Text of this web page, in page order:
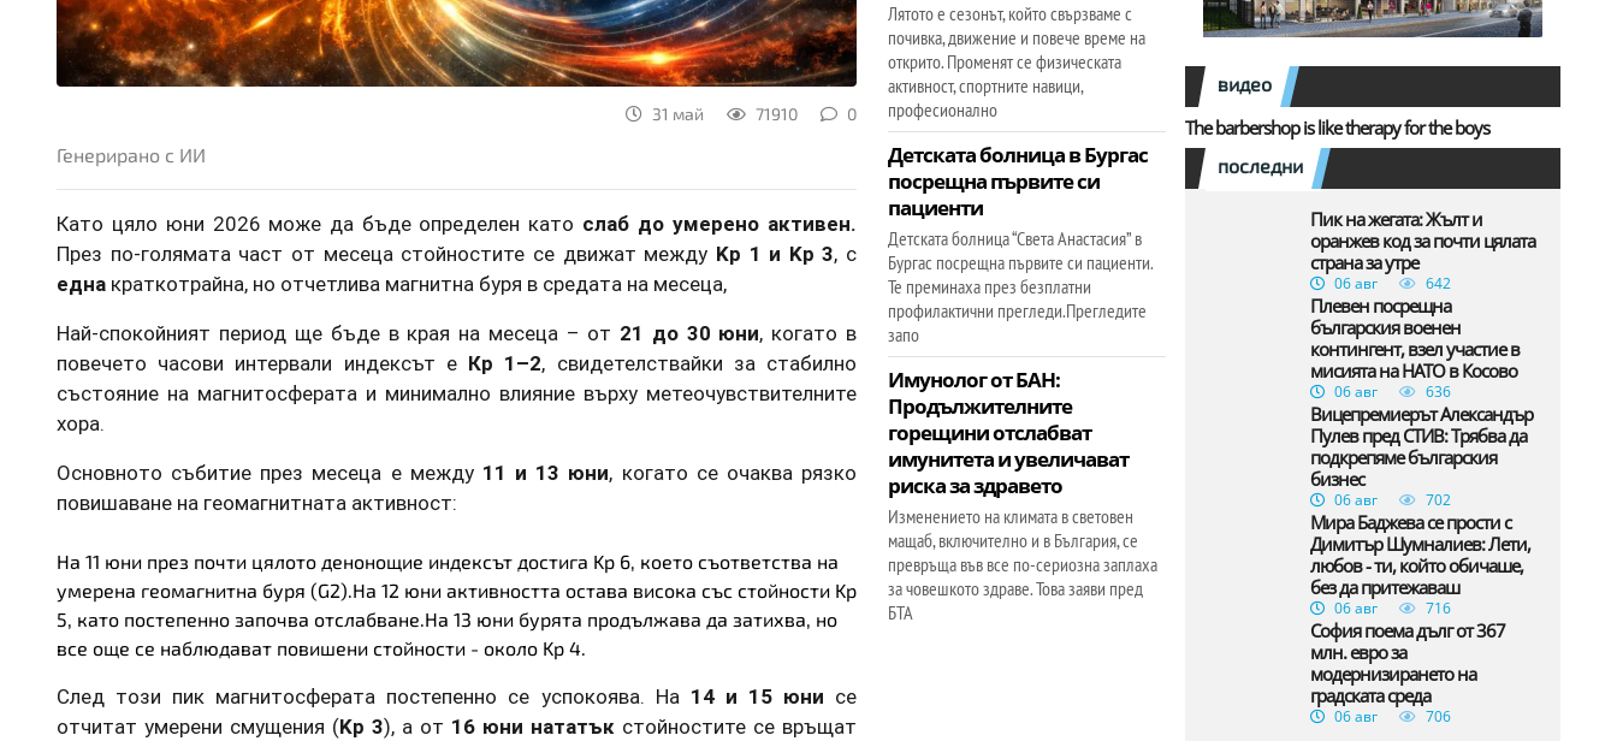
31 май 71910 0
Генерирано с ИИ
Като цяло юни 2026 може да бъде определен като слаб до умерено активен.
През по-голямата част от месеца стойностите се движат между Kp 1 и Kp 3, с
една краткотрайна, но отчетлива магнитна буря в средата на месеца,
Най-спокойният период ще бъде в края на месеца – от 21 до 30 юни, когато в
повечето часови интервали индексът е Кp 1–2, свидетелствайки за стабилно
състояние на магнитосферата и минимално влияние върху метеочувствителните
хора.
Основното събитие през месеца е между 11 и 13 юни, когато се очаква рязко
повишаване на геомагнитната активност:
На 11 юни през почти цялото денонощие индексът достига Kp 6, което съответства на
умерена геомагнитна буря (G2).На 12 юни активността остава висока със стойности Kp
5, като постепенно започва отслабване.На 13 юни бурята продължава да затихва, но
все още се наблюдават повишени стойности - около Kp 4.
След този пик магнитосферата постепенно се успокоява. На 14 и 15 юни се
отчитат умерени смущения (Kp 3), а от 16 юни нататък стойностите се връщат
Лятото е сезонът, който свързваме с
почивка, движение и повече време на
открито. Променят се физическата
активност, спортните навици,
професионално
Детската болница в Бургас
посрещна първите си
пациенти
Детската болница “Света Анастасия” в
Бургас посрещна първите си пациенти.
Те преминаха през безплатни
профилактични прегледи.Прегледите
запо
Имунолог от БАН:
Продължителните
горещини отслабват
имунитета и увеличават
риска за здравето
Изменението на климата в световен
мащаб, включително и в България, се
превръща във все по-сериозна заплаха
за човешкото здраве. Това заяви пред
БТА
видео
The barbershop is like therapy for the boys
последни
Пик на жегата: Жълт и
оранжев код за почти цялата
страна за утре
06 авг 642
Плевен посрещна
българския военен
контингент, взел участие в
мисията на НАТО в Косово
06 авг 636
Вицепремиерът Александър
Пулев пред СТИВ: Трябва да
подкрепяме българския
бизнес
06 авг 702
Мира Баджева се прости с
Димитър Шумналиев: Лети,
любов - ти, който обичаше,
без да притежаваш
06 авг 716
София поема дълг от 367
млн. евро за
модернизирането на
градската среда
06 авг 706